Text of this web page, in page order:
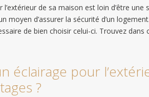
l’extérieur de sa maison est loin d’être
moyen d’assurer la sécurité d’un
de bien choisir celui-ci. Trouvez
éclairage pour
?